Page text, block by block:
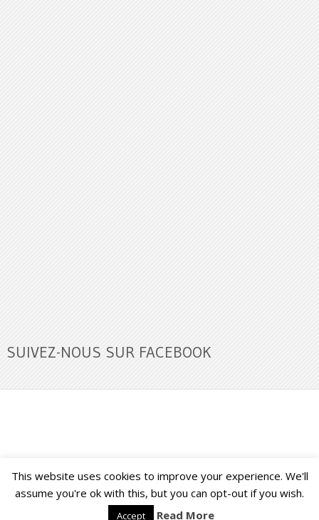
SUIVEZ-NOUS SUR FACEBOOK
Buzz Ultra Copyright © 2026. Back to Top ↑
This website uses cookies to improve your experience. We'll
assume you're ok with this, but you can opt-out if you wish.
Accept Read More